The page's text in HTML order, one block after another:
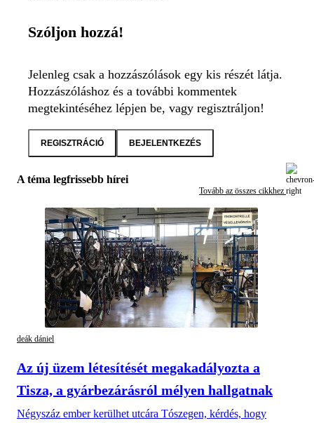
Szóljon hozzá!
Jelenleg csak a hozzászólások egy kis részét látja.
Hozzászóláshoz és a további kommentek
megtekintéséhez lépjen be, vagy regisztráljon!
REGISZTRÁCIÓ BEJELENTKEZÉS
A téma legfrissebb hírei
Tovább az összes cikkhez
deák dániel
Az új üzem létesítését megakadályozta a
Tisza, a gyárbezárásról mélyen hallgatnak
Négyszáz ember kerülhet utcára Tószegen, kérdés, hogy